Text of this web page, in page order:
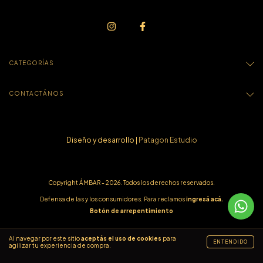
Al navegar por este sitioaceptás el uso de cookies para
agilizar tu experiencia de compra.
ENTENDIDO
CATEGORÍAS
CONTACTÁNOS
Diseño y desarrollo | Patagon Estudio
Copyright ÁMBAR - 2026. Todos los derechos reservados.
Defensa de las y los consumidores. Para reclamosingresá acá.
Botón de arrepentimiento